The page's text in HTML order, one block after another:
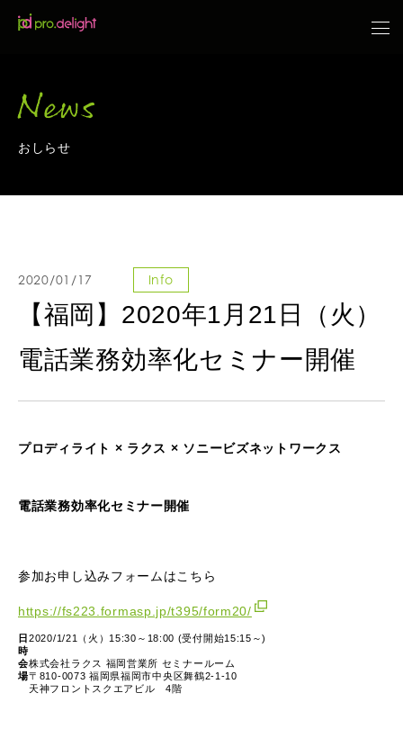
News
おしらせ
2020/01/17 Info
【福岡】2020年1月21日（火）
電話業務効率化セミナー開催
プロディライト × ラクス × ソニービズネットワークス
電話業務効率化セミナー開催
参加お申し込みフォームはこちら
https://fs223.formasp.jp/t395/form20/
日
時
2020/1/21（火）15:30～18:00 (受付開始15:15～)
会
場
株式会社ラクス 福岡営業所 セミナールーム
〒810-0073 福岡県福岡市中央区舞鶴2-1-10
天神フロントスクエアビル 4階